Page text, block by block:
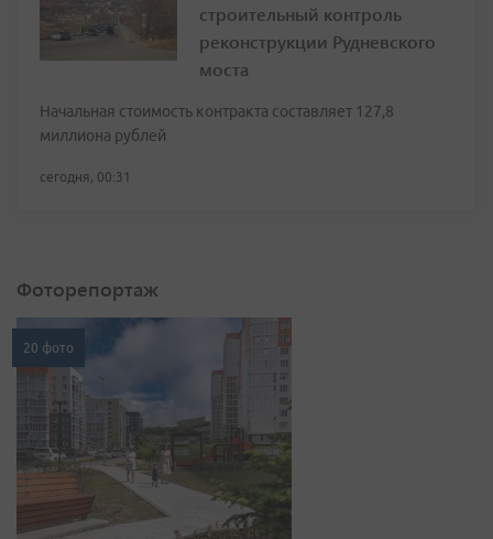
строительный контроль
реконструкции Рудневского
моста
Начальная стоимость контракта составляет 127,8
миллиона рублей
сегодня, 00:31
Фоторепортаж
20 фото